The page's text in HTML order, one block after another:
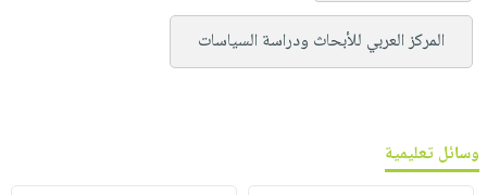
المركز العربي للأبحاث ودراسة السياسات
وسائل تعليمية